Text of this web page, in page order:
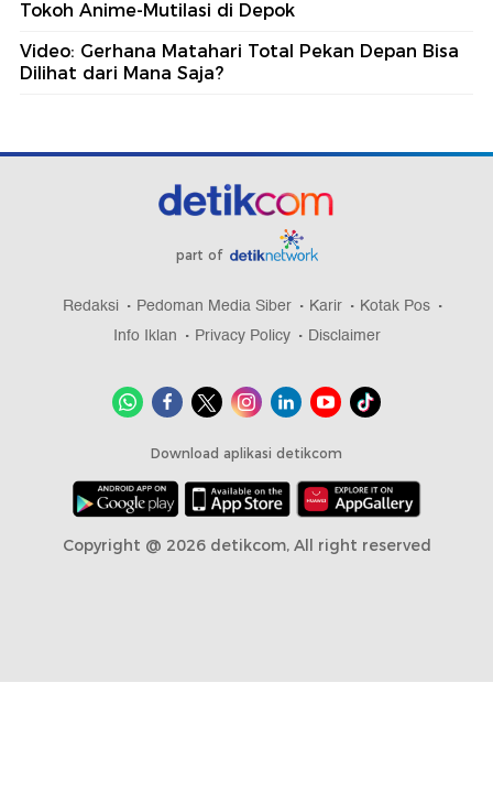
Tokoh Anime-Mutilasi di Depok
Video: Gerhana Matahari Total Pekan Depan Bisa
Dilihat dari Mana Saja?
part of
Redaksi Pedoman Media Siber Karir
Kotak Pos
Info Iklan
Privacy Policy Disclaimer
Download aplikasi detikcom
Copyright @ 2026 detikcom, All right reserved